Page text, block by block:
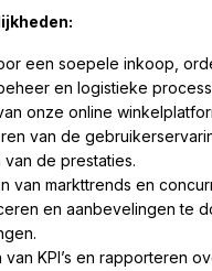
een soepele inkoop,
en logistieke
onze online
van de
van de prestaties.
van markttrends en
en aanbevelingen te
van KPI’s en rapporteren